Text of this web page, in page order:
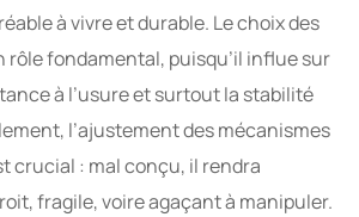
à vivre et durable. Le choix des
rôle fondamental, puisqu’il influe sur
à l’usure et surtout la stabilité
l’ajustement des mécanismes
crucial : mal conçu, il rendra
fragile, voire agaçant à manipuler.